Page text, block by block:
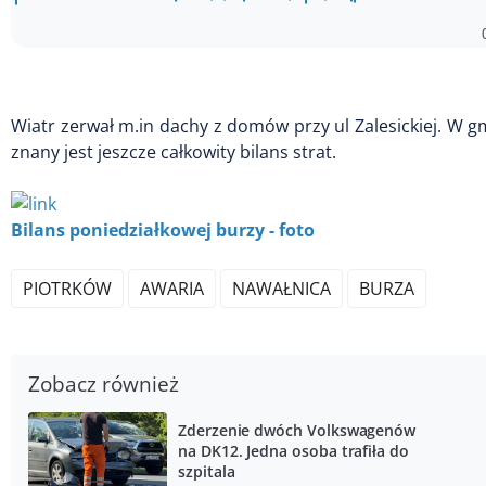
Wiatr zerwał m.in dachy z domów przy ul Zalesickiej. W
znany jest jeszcze całkowity bilans strat.
Bilans poniedziałkowej burzy - foto
PIOTRKÓW AWARIA NAWAŁNICA BURZA
Zobacz również
Zderzenie dwóch Volkswagenów
na DK12. Jedna osoba trafiła do
szpitala